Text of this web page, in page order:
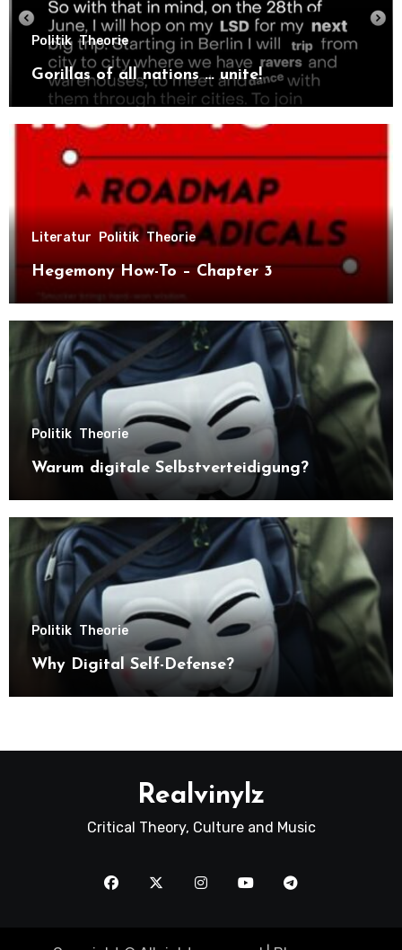
Politik Theorie
Gorillas of all nations … unite!
Literatur Politik Theorie
Hegemony How-To – Chapter 3
Politik Theorie
Warum digitale Selbstverteidigung?
Politik Theorie
Why Digital Self-Defense?
Realvinylz
Critical Theory, Culture and Music